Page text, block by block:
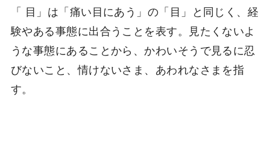
「 目」は「痛い目にあう」の「目」と同じく、経
験やある事態に出合うことを表す。見たくないよ
うな事態にあることから、かわいそうで見るに忍
びないこと、情けないさま、あわれなさまを指
す。